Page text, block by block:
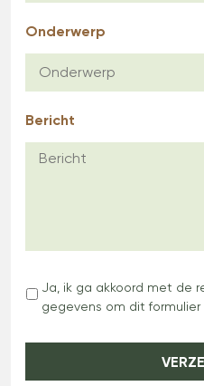
Onderwerp
Bericht
Ja, ik ga akkoord met de
gegevens om dit formulier